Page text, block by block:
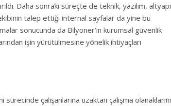
Daha sonraki süreçte de teknik, yazılım, altyapı
talep ettiği internal sayfalar da yine bu
sonucunda da Bilyoner’in kurumsal güvenlik
işin yürütülmesine yönelik ihtiyaçları
çalışanlarına uzaktan çalışma olanaklarını